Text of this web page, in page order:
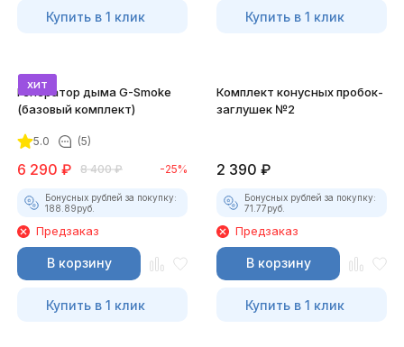
Купить в 1 клик Купить в 1 клик
хит
Генератор дыма G-Smoke
(базовый комплект)
5.0 (5)
6 290 ₽ 8 400 ₽ -25%
Бонусных рублей за покупку:
188.89руб.
Предзаказ
В корзину
Купить в 1 клик
Комплект конусных пробок-
заглушек №2
2 390 ₽
Бонусных рублей за покупку:
71.77руб.
Предзаказ
В корзину
Купить в 1 клик